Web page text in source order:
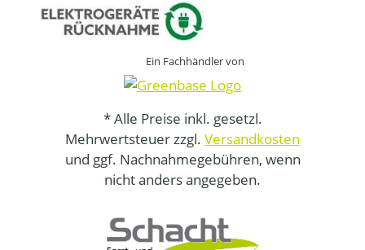
Ein Fachhändler von
* Alle Preise inkl. gesetzl.
Mehrwertsteuer zzgl. Versandkosten
und ggf. Nachnahmegebühren, wenn
nicht anders angegeben.